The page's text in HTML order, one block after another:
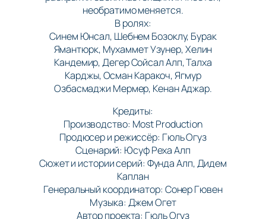
необратимо меняется.
В ролях:
Синем Юнсал, Шебнем Бозоклу, Бурак
Ямантюрк, Мухаммет Узунер, Хелин
Кандемир, Дегер Сойсал Алп, Талха
Карджы, Осман Каракоч, Ягмур
Озбасмаджи Мермер, Кенан Аджар.
Кредиты:
Производство: Most Production
Продюсер и режиссёр: Гюль Огуз
Сценарий: Юсуф Реха Алп
Сюжет и истории серий: Фунда Алп, Дидем
Каплан
Генеральный координатор: Сонер Гювен
Музыка: Джем Огет
Автор проекта: Гюль Огуз